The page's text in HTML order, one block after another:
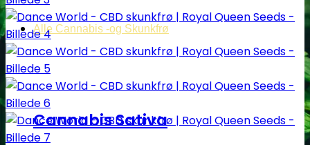
Alle Cannabis -og Skunkfrø
Cannabis Sativa